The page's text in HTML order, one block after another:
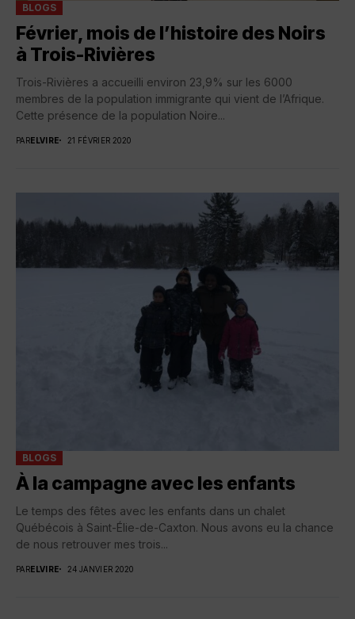
BLOGS
Février, mois de l’histoire des Noirs
à Trois-Rivières
Trois-Rivières a accueilli environ 23,9% sur les 6000
membres de la population immigrante qui vient de l’Afrique.
Cette présence de la population Noire...
PARELVIRE 21 FÉVRIER 2020
BLOGS
À la campagne avec les enfants
Le temps des fêtes avec les enfants dans un chalet
Québécois à Saint-Élie-de-Caxton. Nous avons eu la chance
de nous retrouver mes trois...
PARELVIRE 24 JANVIER 2020